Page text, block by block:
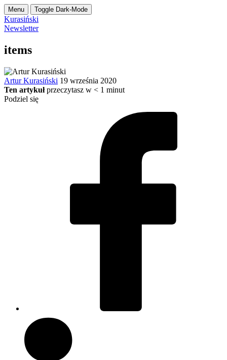
Menu Toggle Dark-Mode
Kurasiński
Newsletter
items
Artur Kurasiński 19 września 2020
Ten artykuł przeczytasz w < 1 minut
Podziel się